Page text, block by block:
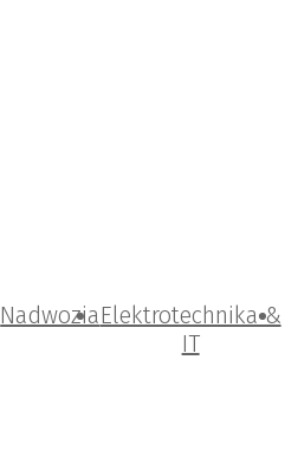
NadwoziaElektrotechnika &
IT